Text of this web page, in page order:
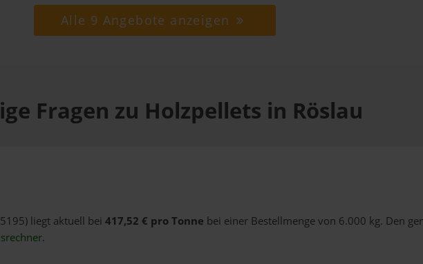
Alle 9 Angebote anzeigen
Fragen zu Holzpellets in Röslau
liegt aktuell bei 417,52 € pro Tonne bei einer Bestellmenge von 6.000 kg. Den
.